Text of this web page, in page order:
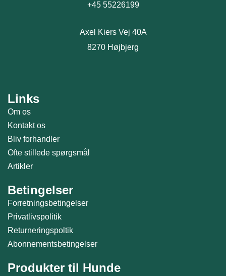
+45 55226199
Axel Kiers Vej 40A
8270 Højbjerg
Links
Om os
Kontakt os
Bliv forhandler
Ofte stillede spørgsmål
Artikler
Betingelser
Forretningsbetingelser
Privatlivspolitik
Returneringspoltik
Abonnementsbetingelser
Produkter til Hunde